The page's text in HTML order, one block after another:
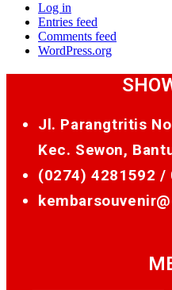
Log in
Entries feed
Comments feed
WordPress.org
Jl. Parangtritis
Kec. Sewon,
(0274) 4281592 /